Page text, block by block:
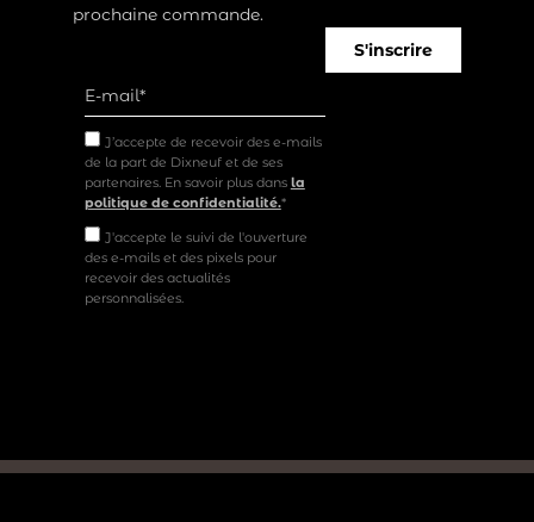
prochaine commande.
J’accepte de recevoir des e-mails
de la part de Dixneuf et de ses
partenaires. En savoir plus dans la
politique de confidentialité.*
J'accepte le suivi de l'ouverture
des e-mails et des pixels pour
recevoir des actualités
personnalisées.
S'inscrire